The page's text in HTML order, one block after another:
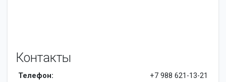
Контакты
Телефон:
+7 988 621-13-21